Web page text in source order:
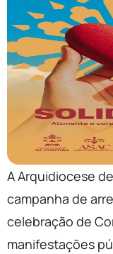
A Arquidiocese
campanha de
celebração de
manifestações